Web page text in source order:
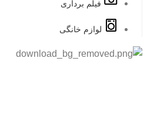
فیلم برداری
لوازم خانگی